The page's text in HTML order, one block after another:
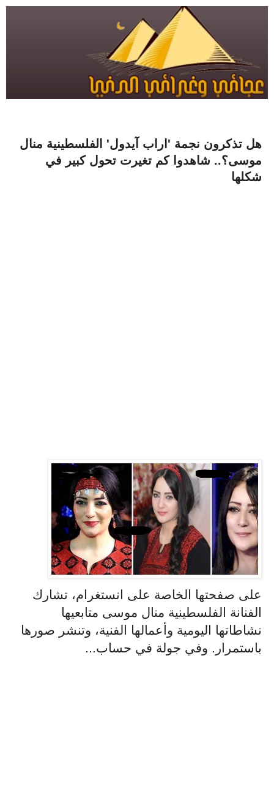
هل تذكرون نجمة 'اراب آيدول' الفلسطينية منال
موسى؟.. شاهدوا كم تغيرت تحول كبير في
شكلها
على صفحتها الخاصة على انستغرام، تشارك
الفنانة الفلسطينية منال موسى متابعيها
نشاطاتها اليومية وأعمالها الفنية، وتنشر صورها
باستمرار. وفي جولة في حساب...